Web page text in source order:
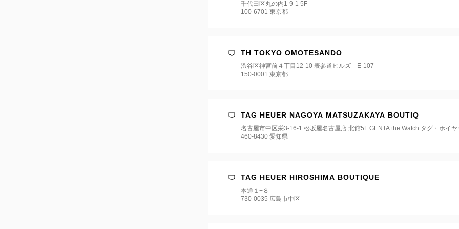
千代田区丸の内1-9-1 5F
100-6701 東京都
TH TOKYO OMOTESANDO
渋谷区神宮前４丁目12-10 表参道ヒルズ E-107
150-0001 東京都
TAG HEUER NAGOYA MATSUZAKAYA BOUTIQ
名古屋市中区栄3-16-1 松坂屋名古屋店 北館5F GENTA the Watch タグ・ホイヤ
460-8430 愛知県
TAG HEUER HIROSHIMA BOUTIQUE
本通１−８
730-0035 広島市中区